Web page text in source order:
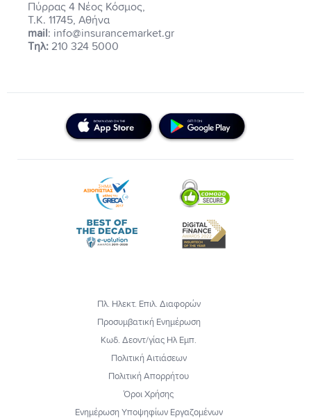
Πύρρας 4 Νέος Κόσμος,
Τ.Κ. 11745, Αθήνα
mail : info@insurancemarket.gr
Τηλ: 210 324 5000
Πλ. Ηλεκτ. Επιλ. Διαφορών
Προσυμβατική Ενημέρωση
Κωδ. Δεοντ/γίας Ηλ Εμπ.
Πολιτική Αιτιάσεων
Πολιτική Απορρήτου
Όροι Χρήσης
Ενημέρωση Υποψηφίων Εργαζομένων